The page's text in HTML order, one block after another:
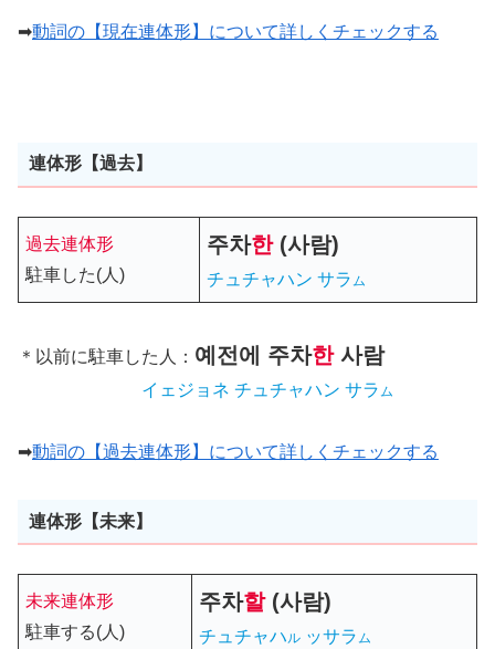
➡動詞の【現在連体形】について詳しくチェックする
連体形【過去】
過去連体形
駐車した(人)
주차한(사람)
チュチャハン サラム
＊以前に駐車した人： 예전에 주차한사람
イェジョネ チュチャハン サラ ム
➡動詞の【過去連体形】について詳しくチェックする
連体形【未来】
未来連体形
駐車する(人)
주차할(사람)
チュチャハル ッサラム